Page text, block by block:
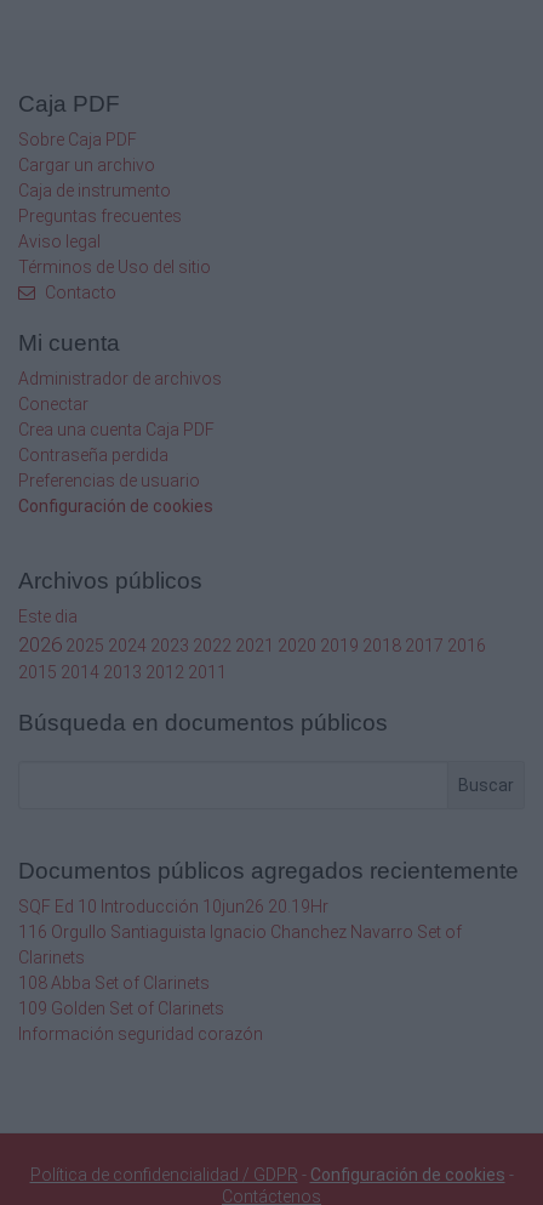
Caja PDF
Sobre Caja PDF
Cargar un archivo
Caja de instrumento
Preguntas frecuentes
Aviso legal
Términos de Uso del sitio
Contacto
Mi cuenta
Administrador de archivos
Conectar
Crea una cuenta Caja PDF
Contraseña perdida
Preferencias de usuario
Configuración de cookies
Archivos públicos
Este dia
2026 2025 2024 2023 2022 2021 2020 2019 2018 2017 2016
2015 2014 2013 2012 2011
Búsqueda en documentos públicos
Buscar
Documentos públicos agregados recientemente
SQF Ed 10 Introducción 10jun26 20.19Hr
116 Orgullo Santiaguista Ignacio Chanchez Navarro Set of
Clarinets
108 Abba Set of Clarinets
109 Golden Set of Clarinets
Información seguridad corazón
Política de confidencialidad / GDPR - Configuración de cookies -
Contáctenos